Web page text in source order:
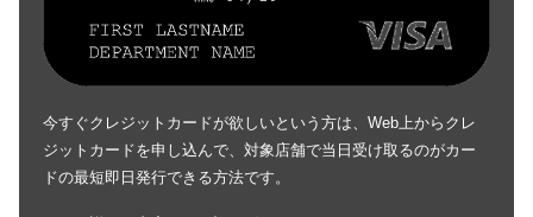
今すぐクレジットカードが欲しいという方は、Web上からクレ
ジットカードを申し込んで、対象店舗で当日受け取るのがカー
ドの最短即日発行できる方法です。